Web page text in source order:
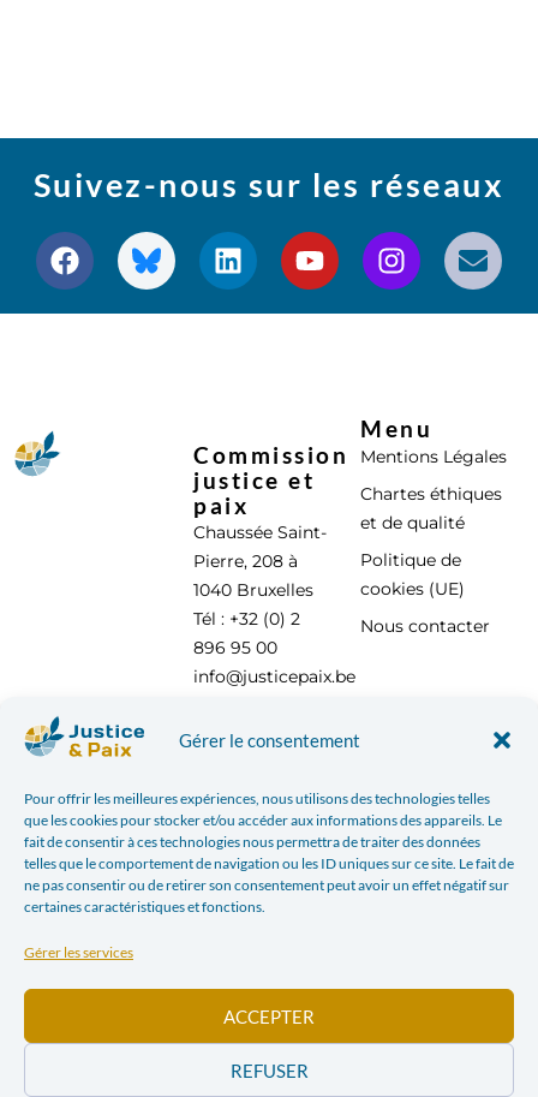
Gérer le consentement
Pour offrir les meilleures expériences, nous utilisons des technologies telles
que les cookies pour stocker et/ou accéder aux informations des appareils. Le
fait de consentir à ces technologies nous permettra de traiter des données
telles que le comportement de navigation ou les ID uniques sur ce site. Le fait de
ne pas consentir ou de retirer son consentement peut avoir un effet négatif sur
certaines caractéristiques et fonctions.
Gérer les services
ACCEPTER
REFUSER
Suivez-nous sur les réseaux
Commission
justice et
paix
Chaussée Saint-
Pierre, 208 à
1040 Bruxelles
Tél : +32 (0) 2
896 95 00
info@justicepaix.be
Menu
Mentions Légales
Chartes éthiques
et de qualité
Politique de
cookies (UE)
Nous contacter